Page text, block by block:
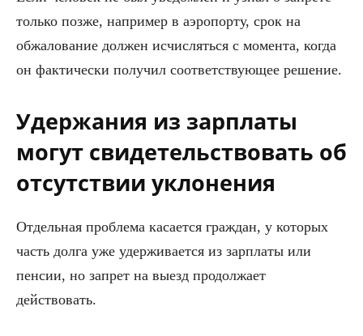
только позже, например в аэропорту, срок на
обжалование должен исчисляться с момента, когда
он фактически получил соответствующее решение.
Удержания из зарплаты
могут свидетельствовать об
отсутствии уклонения
Отдельная проблема касается граждан, у которых
часть долга уже удерживается из зарплаты или
пенсии, но запрет на выезд продолжает
действовать.